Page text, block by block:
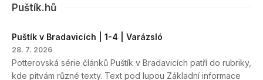
Puštík.hů
Puštík v Bradavicích | 1-4 | Varázsló
28. 7. 2026
Potterovská série článků Puštík v Bradavicích patří do rubriky,
kde pitvám různé texty. Text pod lupou Základní informace